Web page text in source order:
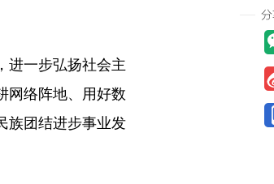
一步弘扬社会主
网络阵地、用好数
族团结进步事业发